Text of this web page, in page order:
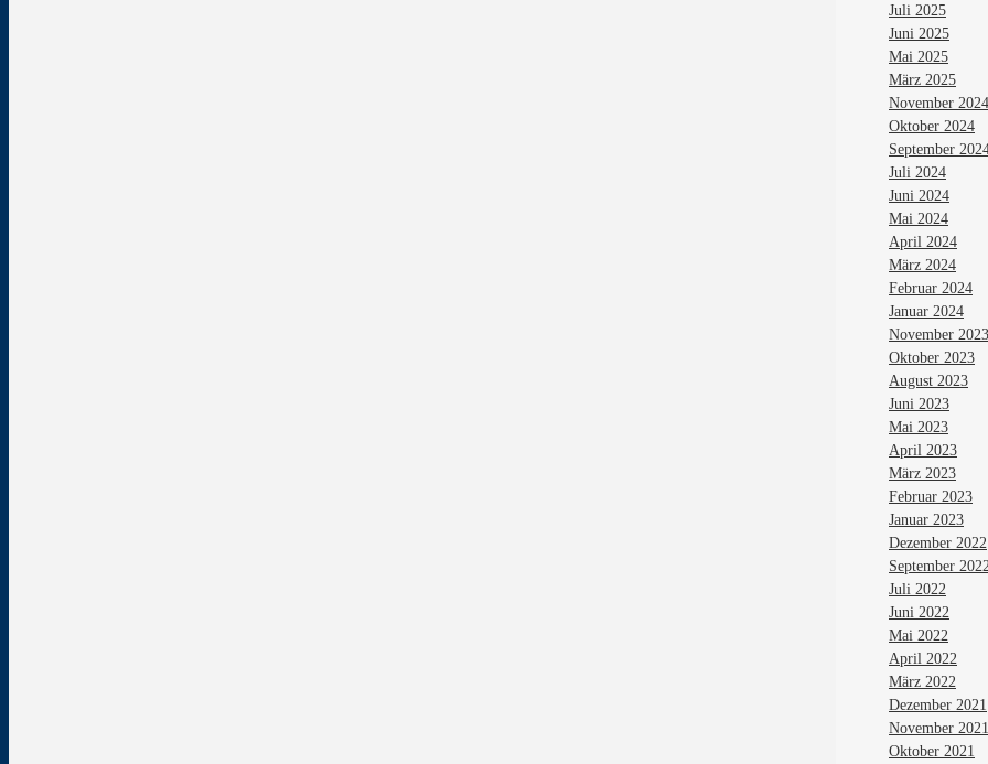
Juli 2025
Juni 2025
Mai 2025
März 2025
November 2024
Oktober 2024
September
Juli 2024
Juni 2024
Mai 2024
April 2024
März 2024
Februar 2024
Januar 2024
November 2023
Oktober 2023
August 2023
Juni 2023
Mai 2023
April 2023
März 2023
Februar 2023
Januar 2023
Dezember 2022
September
Juli 2022
Juni 2022
Mai 2022
April 2022
März 2022
Dezember 2021
November 2021
Oktober 2021